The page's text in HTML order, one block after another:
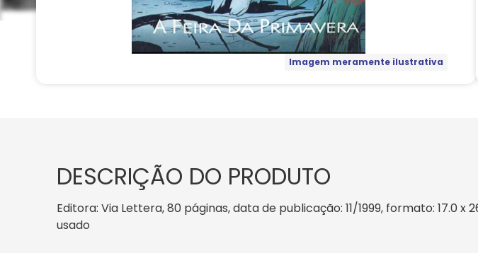
Imagem meramente ilustrativa
DESCRIÇÃO DO PRODUTO
Editora: Via Lettera, 80 páginas, data de publicação: 11/1999, formato: 17.0
usado